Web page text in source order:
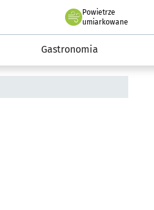
Powietrze
we Wrocławiu
umiarkowane
Gastronomia